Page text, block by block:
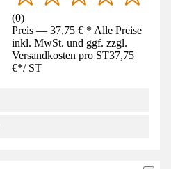
(0)
Preis — 37,75 € * Alle Preise
inkl. MwSt. und ggf. zzgl.
Versandkosten pro ST37,75
€*/ ST